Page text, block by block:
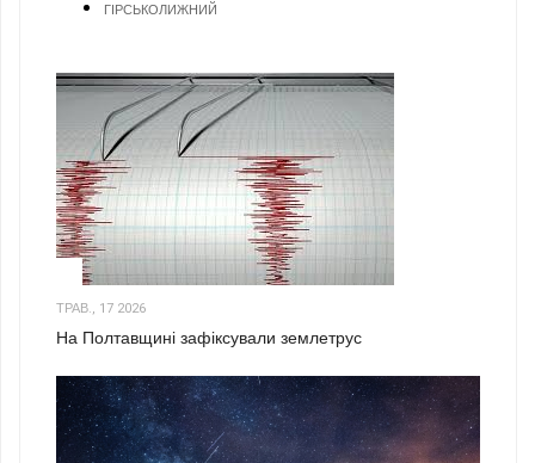
ГІРСЬКОЛИЖНИЙ
ТРАВ., 17 2026
На Полтавщині зафіксували землетрус